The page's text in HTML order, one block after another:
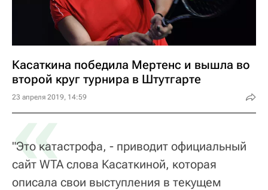
Касаткина победила Мертенс и вышла во
второй круг турнира в Штутгарте
23 апреля 2019, 14:59
«
"Это катастрофа, - приводит официальный
сайт WTA слова Касаткиной, которая
описала свои выступления в текущем